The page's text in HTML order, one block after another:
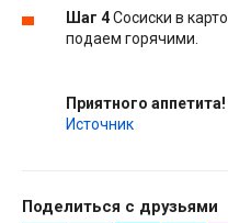
Шаг 4Сосиски в
подаем горячими.
Приятного аппетита!
Источник
Поделиться с друзьями